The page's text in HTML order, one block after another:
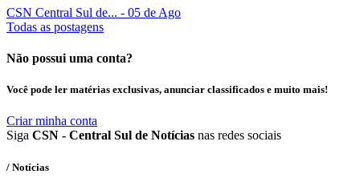
CSN Central Sul de... - 05 de Ago
Todas as postagens
Não possui uma conta?
Você pode ler matérias exclusivas, anunciar classificados e muito mais!
Criar minha conta
Siga CSN - Central Sul de Notícias nas redes sociais
/ Notícias